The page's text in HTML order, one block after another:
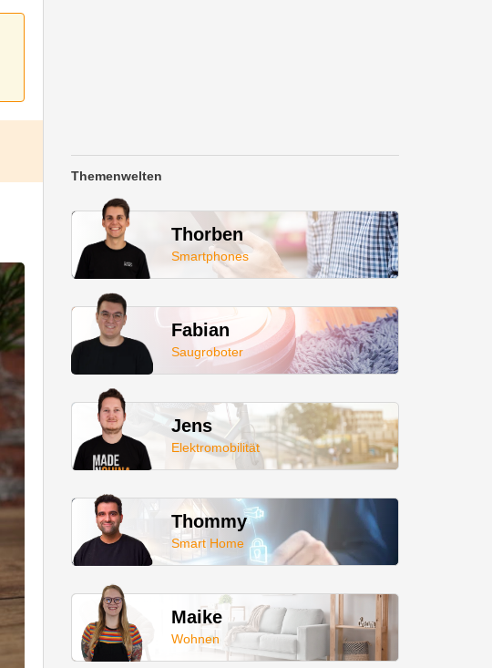
Themenwelten
Thorben
Smartphones
Fabian
Saugroboter
Jens
Elektromobilität
Thommy
Smart Home
Maike
Wohnen